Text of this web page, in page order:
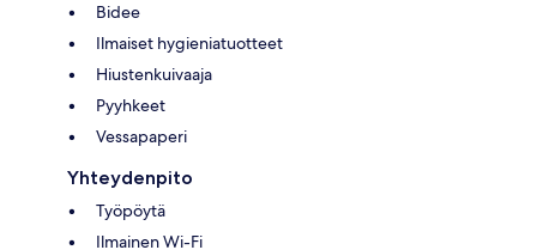
Bidee
Ilmaiset hygieniatuotteet
Hiustenkuivaaja
Pyyhkeet
Vessapaperi
Yhteydenpito
Työpöytä
Ilmainen Wi-Fi